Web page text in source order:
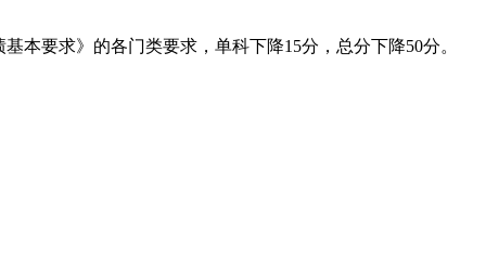
要求》的各门类要求，单科下降15分，总分下降50分。